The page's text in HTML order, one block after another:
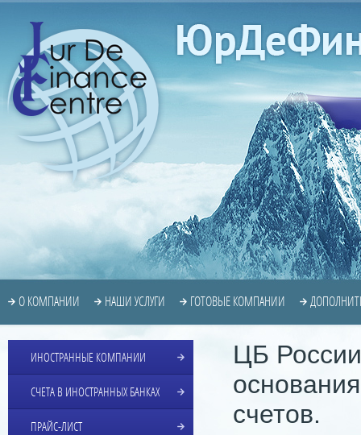
О КОМПАНИИ НАШИ УСЛУГИ ГОТОВЫЕ КОМПАНИИ
ЦБ
счетов.
ИНОСТРАННЫЕ КОМПАНИИ
СЧЕТА В ИНОСТРАННЫХ БАНКАХ
ПРАЙС-ЛИСТ